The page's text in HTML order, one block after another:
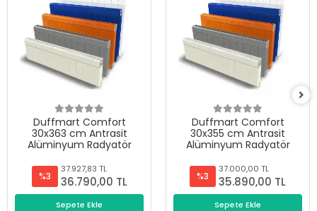
Duffmart Comfort
30x363 cm Antrasit
Alüminyum Radyatör
%3
37.927,83 TL
36.790,00 TL
Sepete Ekle
Duffmart Comfort
30x355 cm Antrasit
Alüminyum Radyatör
%3
37.000,00 TL
35.890,00 TL
Sepete Ekle